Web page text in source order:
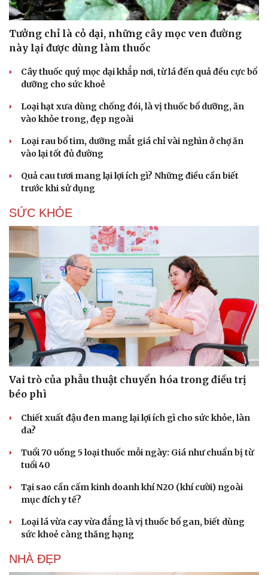
Tưởng chỉ là cỏ dại, những cây mọc ven đường
này lại được dùng làm thuốc
Cây thuốc quý mọc dại khắp nơi, từ lá đến quả đều cực bổ
dưỡng cho sức khoẻ
Loại hạt xưa dùng chống đói, là vị thuốc bổ dưỡng, ăn
vào khỏe trong, đẹp ngoài
Loại rau bổ tim, dưỡng mắt giá chỉ vài nghìn ở chợ ăn
vào lại tốt đủ đường
Quả cau tươi mang lại lợi ích gì? Những điều cần biết
trước khi sử dụng
SỨC KHỎE
Vai trò của phẫu thuật chuyển hóa trong điều trị
béo phì
Chiết xuất đậu đen mang lại lợi ích gì cho sức khỏe, làn
da?
Tuổi 70 uống 5 loại thuốc mỗi ngày: Giá như chuẩn bị từ
tuổi 40
Tại sao cần cấm kinh doanh khí N2O (khí cười) ngoài
mục đích y tế?
Loại lá vừa cay vừa đắng là vị thuốc bổ gan, biết dùng
sức khoẻ càng thăng hạng
NHÀ ĐẸP